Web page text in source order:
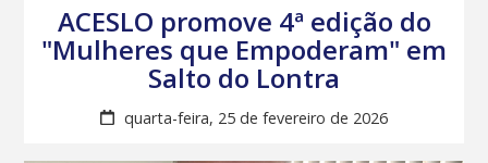
ACESLO promove 4ª edição do
"Mulheres que Empoderam" em
Salto do Lontra
quarta-feira, 25 de fevereiro de 2026